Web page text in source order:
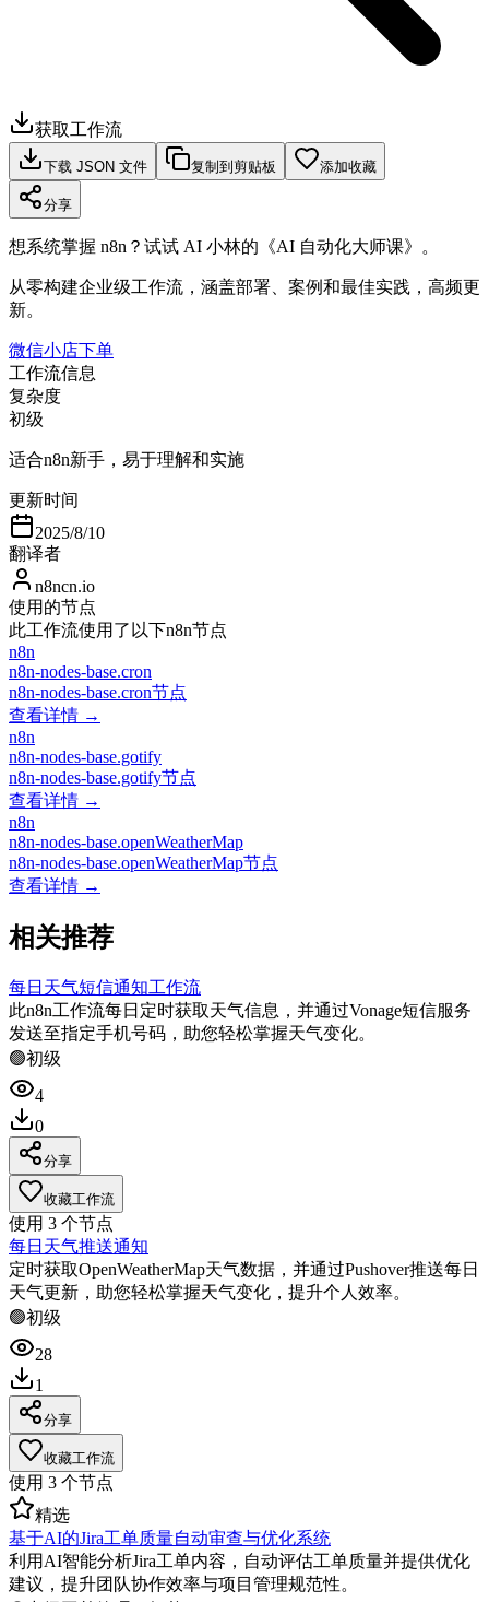
获取工作流
下载 JSON 文件 复制到剪贴板 添加收藏
分享
想系统掌握 n8n？试试 AI 小林的《AI 自动化大师课》。
从零构建企业级工作流，涵盖部署、案例和最佳实践，高频更
新。
微信小店下单
工作流信息
复杂度
初级
适合n8n新手，易于理解和实施
更新时间
2025/8/10
翻译者
n8ncn.io
使用的节点
此工作流使用了以下n8n节点
n8n
n8n-nodes-base.cron
n8n-nodes-base.cron节点
查看详情 →
n8n
n8n-nodes-base.gotify
n8n-nodes-base.gotify节点
查看详情 →
n8n
n8n-nodes-base.openWeatherMap
n8n-nodes-base.openWeatherMap节点
查看详情 →
相关推荐
每日天气短信通知工作流
此n8n工作流每日定时获取天气信息，并通过Vonage短信服务
发送至指定手机号码，助您轻松掌握天气变化。
🟢初级
4
0
分享
收藏工作流
使用 3 个节点
每日天气推送通知
定时获取OpenWeatherMap天气数据，并通过Pushover推送每日
天气更新，助您轻松掌握天气变化，提升个人效率。
🟢初级
28
1
分享
收藏工作流
使用 3 个节点
精选
基于AI的Jira工单质量自动审查与优化系统
利用AI智能分析Jira工单内容，自动评估工单质量并提供优化
建议，提升团队协作效率与项目管理规范性。